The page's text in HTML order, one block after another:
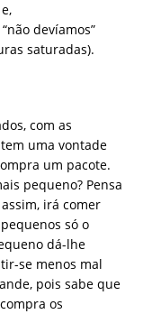
devíamos”
saturadas).
com as
uma vontade
um pacote.
pequeno? Pensa
irá comer
só o
dá-lhe
se menos mal
pois sabe que
os